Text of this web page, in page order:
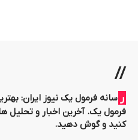
//
رسانه فرمول یک نیوز ایران: بهترین وب سایت برای طرفداران
فرمول یک. آخرین اخبار و تحلیل
کنید و گوش دهید.